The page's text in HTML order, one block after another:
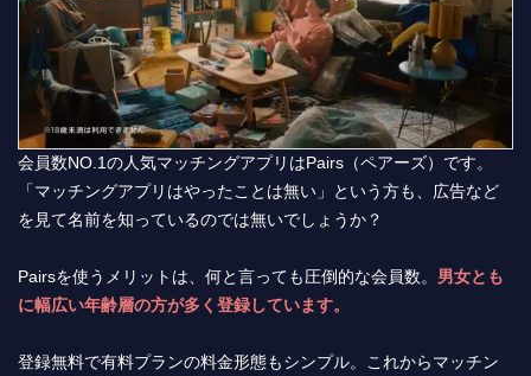
会員数NO.1の人気マッチングアプリはPairs（ペアーズ）です。
「マッチングアプリはやったことは無い」という方も、広告など
を見て名前を知っているのでは無いでしょうか？
Pairsを使うメリットは、何と言っても圧倒的な会員数。 男女とも
に幅広い年齢層の方が多く登録しています。
登録無料で有料プランの料金形態もシンプル。これからマッチン